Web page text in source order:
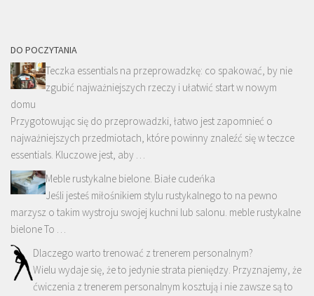
DO POCZYTANIA
Teczka essentials na przeprowadzkę: co spakować, by nie
zgubić najważniejszych rzeczy i ułatwić start w nowym
domu
Przygotowując się do przeprowadzki, łatwo jest zapomnieć o
najważniejszych przedmiotach, które powinny znaleźć się w teczce
essentials. Kluczowe jest, aby …
Meble rustykalne bielone. Białe cudeńka
Jeśli jesteś miłośnikiem stylu rustykalnego to na pewno
marzysz o takim wystroju swojej kuchni lub salonu. meble rustykalne
bielone To …
Dlaczego warto trenować z trenerem personalnym?
Wielu wydaje się, że to jedynie strata pieniędzy. Przyznajemy, że
ćwiczenia z trenerem personalnym kosztują i nie zawsze są to